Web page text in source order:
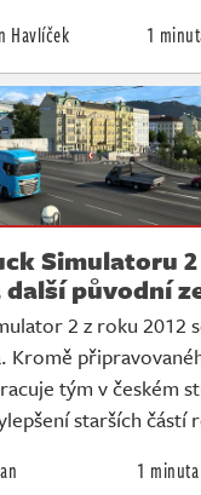
Havlíček 1
Simulatoru
původní
2 z roku 2012
Kromě
tým v českém
starších částí
1 minuta